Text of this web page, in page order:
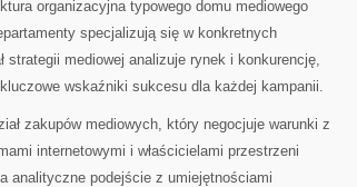
organizacyjna typowego domu mediowego
specjalizują się w konkretnych
strategii mediowej analizuje rynek i konkurencję,
wskaźniki sukcesu dla każdej kampanii.
zakupów mediowych, który negocjuje warunki z
internetowymi i właścicielami przestrzeni
analityczne podejście z umiejętnościami